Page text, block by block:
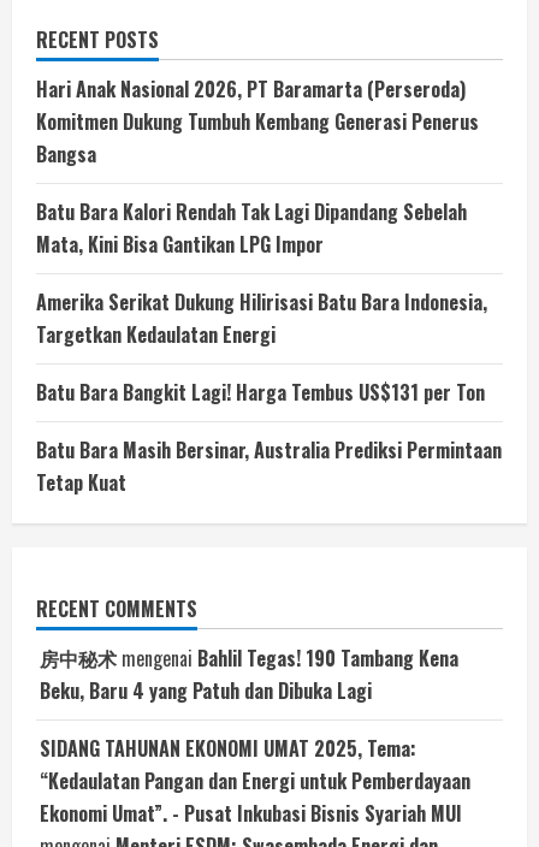
RECENT POSTS
Hari Anak Nasional 2026, PT Baramarta (Perseroda)
Komitmen Dukung Tumbuh Kembang Generasi Penerus
Bangsa
Batu Bara Kalori Rendah Tak Lagi Dipandang Sebelah
Mata, Kini Bisa Gantikan LPG Impor
Amerika Serikat Dukung Hilirisasi Batu Bara Indonesia,
Targetkan Kedaulatan Energi
Batu Bara Bangkit Lagi! Harga Tembus US$131 per Ton
Batu Bara Masih Bersinar, Australia Prediksi Permintaan
Tetap Kuat
RECENT COMMENTS
房中秘术 mengenai Bahlil Tegas! 190 Tambang Kena
Beku, Baru 4 yang Patuh dan Dibuka Lagi
SIDANG TAHUNAN EKONOMI UMAT 2025, Tema:
“Kedaulatan Pangan dan Energi untuk Pemberdayaan
Ekonomi Umat”. - Pusat Inkubasi Bisnis Syariah MUI